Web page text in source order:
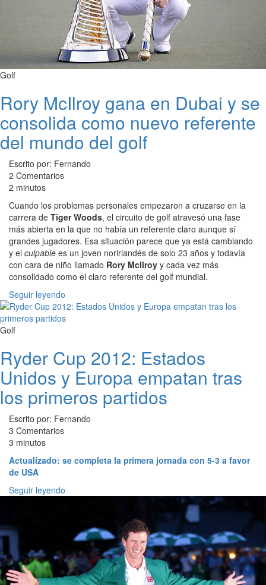
Golf
Rory McIlroy gana en Dubai y se
consolida como nuevo referente
del mundo del golf
Escrito por: Fernando
2 Comentarios
2 minutos
Cuando los problemas personales empezaron a cruzarse en la
carrera de Tiger Woods, el circuito de golf atravesó una fase
más abierta en la que no había un referente claro aunque sí
grandes jugadores. Esa situación parece que ya está cambiando
y el culpable es un joven norirlandés de solo 23 años y todavía
con cara de niño llamado Rory McIlroy y cada vez más
consolidado como el claro referente del golf mundial.
Seguir leyendo
Golf
Ryder Cup 2012: Estados
Unidos y Europa empatan tras
los primeros partidos
Escrito por: Fernando
3 Comentarios
3 minutos
Actualizado: se completa la primera jornada con 5-3 a favor
de USA
Seguir leyendo